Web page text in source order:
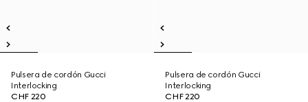
Pulsera de cordón Gucci
Interlocking
CHF 220
Pulsera de cordón Gucci
Interlocking
CHF 220